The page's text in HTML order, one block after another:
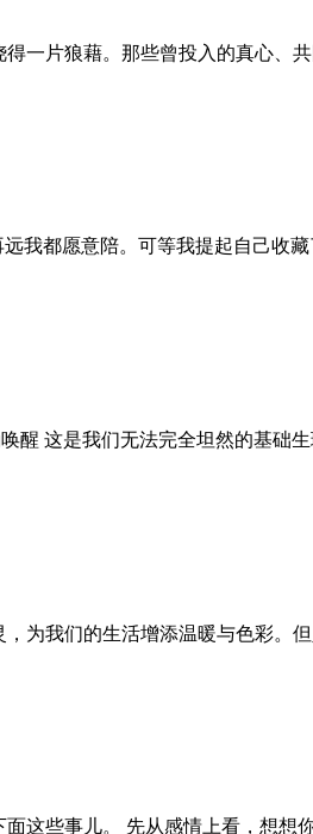
一片狼藉。那些曾投入的真心、
我都愿意陪。可等我提起自己收
醒 这是我们无法完全坦然的基础
为我们的生活增添温暖与色彩。
这些事儿。 先从感情上看，想